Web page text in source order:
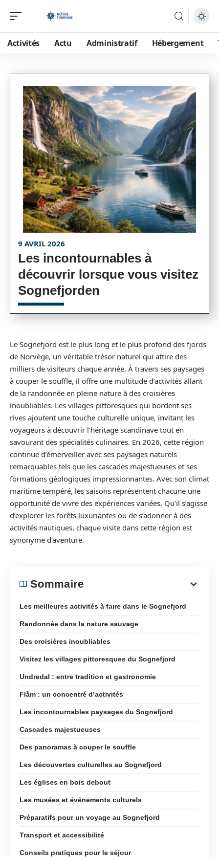
Activités Actu Administratif Hébergement
9 AVRIL 2026
Les incontournables à
découvrir lorsque vous visitez
Sognefjorden
Le Sognefjord est le plus long et le plus profond des fjords
de Norvège, un véritable trésor naturel qui attire des
milliers de visiteurs chaque année. À travers ses paysages
à couper le souffle, il offre une multitude d’activités allant
de la randonnée en pleine nature à des croisières
inoubliables. Les villages pittoresques qui bordent ses
rives ajoutent une touche culturelle unique, invitant les
voyageurs à découvrir l’héritage scandinave tout en
savourant des spécialités culinaires. En 2026, cette région
continue d’émerveiller avec ses paysages naturels
remarquables tels que les cascades majestueuses et ses
formations géologiques impressionnantes. Avec son climat
maritime tempéré, les saisons représentent chacune une
opportunité de vivre des expériences variées. Qu’il s’agisse
d’explorer les forêts luxuriantes ou de s’adonner à des
activités nautiques, chaque visite dans cette région est
synonyme d’aventure.
Sommaire
Les meilleures activités à faire dans le Sognefjord
Randonnée dans la nature sauvage
Des croisières inoubliables
Visitez les villages pittoresques du Sognefjord
Undredal : entre tradition et gastronomie
Flåm : un concentré d’activités
Les incontournables paysages du Sognefjord
Cascades majestueuses
Des panoramas à couper le souffle
Les découvertes culturelles au Sognefjord
Les églises en bois debout
Les musées et événements culturels
Préparatifs pour un voyage au Sognefjord
Transport et accessibilité
Conseils pratiques pour le séjour